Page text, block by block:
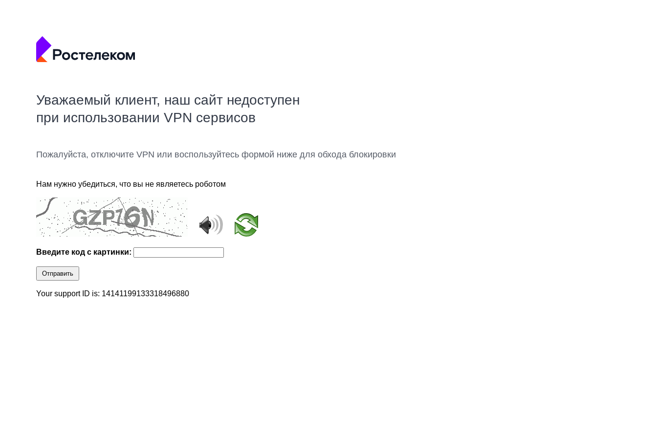
Уважаемый клиент, наш сайт недоступен
при использовании VPN сервисов
Пожалуйста, отключите VPN или воспользуйтесь формой ниже для обхода блокировки
Нам нужно убедиться, что вы не являетесь роботом
Введите код с картинки:
Отправить
Your support ID is: 14141199133318496880